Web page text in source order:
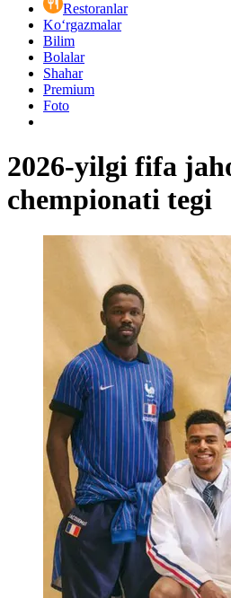
Restoranlar
Ko‘rgazmalar
Bilim
Bolalar
Shahar
Premium
Foto
2026-yilgi fifa
chempionati tegi